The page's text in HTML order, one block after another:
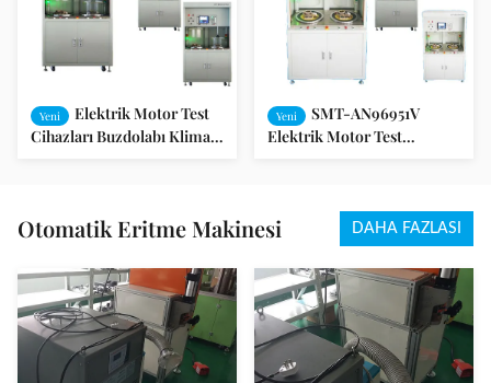
Yeni
Elektrik Motor Test
Cihazları Buzdolabı Klima
Yeni
SMT-AN96951V
Elektrik Motor Test
Otomatik Eritme Makinesi DAHA FAZLASI